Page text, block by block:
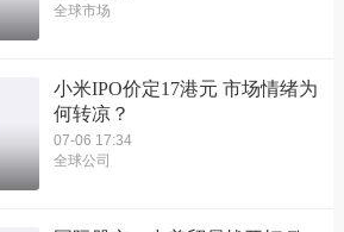
全球市场
小米IPO价定17港元 市场情绪为
何转凉？
07-06 17:34
全球公司